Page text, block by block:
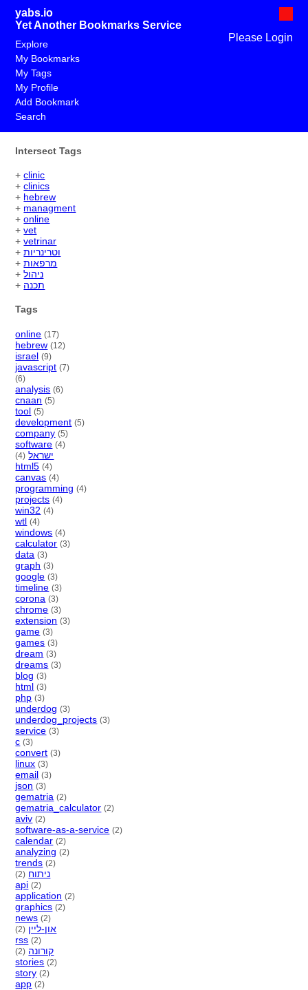
yabs.io
Yet Another Bookmarks Service
Please Login
Explore
My Bookmarks
My Tags
My Profile
Add Bookmark
Search
Intersect Tags
+clinic
+clinics
+ hebrew
+ managment
+online
+vet
+vetrinar
+וטרינריות
+מרפאות
+ניהול
+ תכנה
Tags
online (17)
hebrew (12)
israel (9)
javascript (7)
(6)
analysis (6)
cnaan (5)
tool (5)
development (5)
company (5)
software (4)
ישראל (4)
html5 (4)
canvas (4)
programming (4)
projects (4)
win32 (4)
wtl (4)
windows (4)
calculator (3)
data (3)
graph (3)
google (3)
timeline (3)
corona (3)
chrome (3)
extension (3)
game (3)
games (3)
dream (3)
dreams (3)
blog (3)
html (3)
php (3)
underdog (3)
underdog_projects (3)
service (3)
c (3)
convert (3)
linux (3)
email (3)
json (3)
gematria (2)
gematria_calculator (2)
aviv (2)
software-as-a-service (2)
calendar (2)
analyzing (2)
trends (2)
ניתוח (2)
api (2)
application (2)
graphics (2)
news (2)
און-ליין (2)
rss (2)
קורונה (2)
stories (2)
story (2)
app (2)